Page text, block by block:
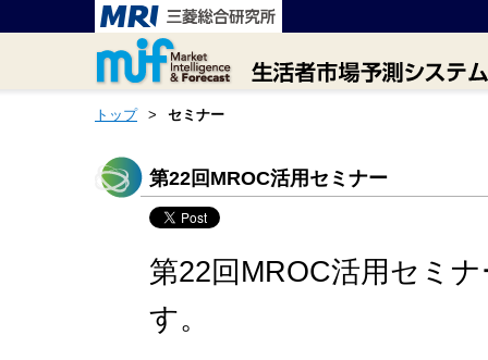
トップ > セミナー
第22回MROC活用セミナー
第22回MROC活用セミ
す。